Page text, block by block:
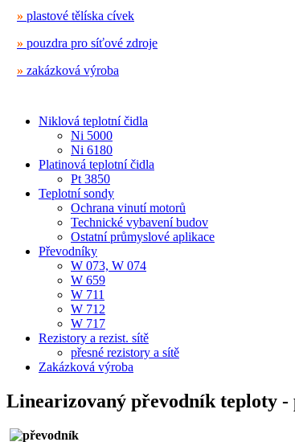
» plastové tělíska cívek
» pouzdra pro síťové zdroje
» zakázková výroba
Niklová teplotní čidla
Ni 5000
Ni 6180
Platinová teplotní čidla
Pt 3850
Teplotní sondy
Ochrana vinutí motorů
Technické vybavení budov
Ostatní průmyslové aplikace
Převodníky
W 073, W 074
W 659
W 711
W 712
W 717
Rezistory a rezist. sítě
přesné rezistory a sítě
Zakázková výroba
Linearizovaný převodník teploty -